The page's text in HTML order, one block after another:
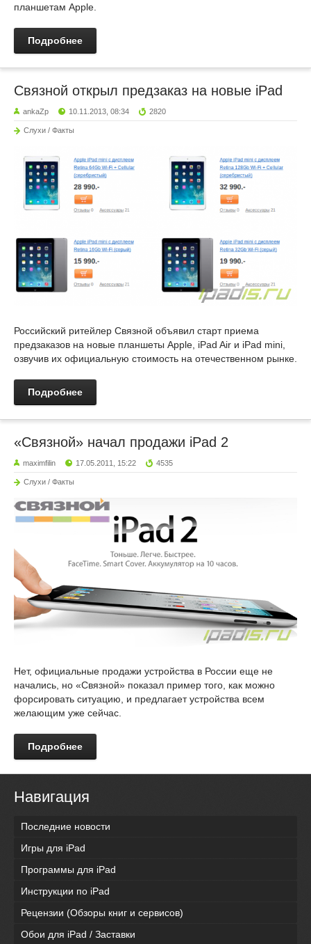
планшетам Apple.
Подробнее
Связной открыл предзаказ на новые iPad
ankaZp 10.11.2013, 08:34 2820
Слухи / Факты
Российский ритейлер Связной объявил старт приема
предзаказов на новые планшеты Apple, iPad Air и iPad mini,
озвучив их официальную стоимость на отечественном рынке.
Подробнее
«Связной» начал продажи iPad 2
maximfilin 17.05.2011, 15:22 4535
Слухи / Факты
Нет, официальные продажи устройства в России еще не
начались, но «Связной» показал пример того, как можно
форсировать ситуацию, и предлагает устройства всем
желающим уже сейчас.
Подробнее
Навигация
Последние новости
Игры для iPad
Программы для iPad
Инструкции по iPad
Рецензии (Обзоры книг и сервисов)
Обои для iPad / Заставки